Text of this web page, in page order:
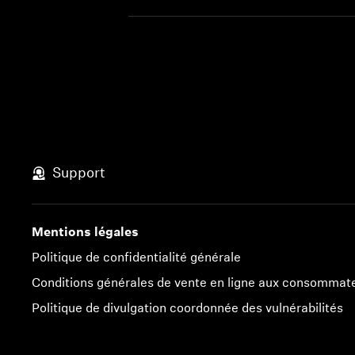
Support
Mentions légales
Politique de confidentialité générale
Conditions générales de vente en ligne aux
Politique de divulgation coordonnée des vulnérabilités